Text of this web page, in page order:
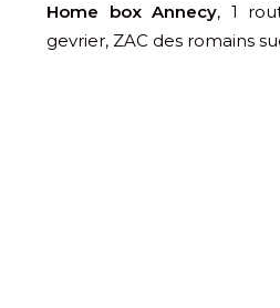
Home box Annecy, 1
gevrier, ZAC des romains